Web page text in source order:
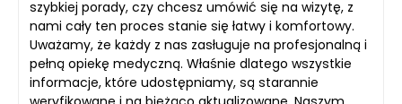
szybkiej porady, czy chcesz umówić się na wizytę, z
nami cały ten proces stanie się łatwy i komfortowy.
Uważamy, że każdy z nas zasługuje na profesjonalną i
pełną opiekę medyczną. Właśnie dlatego wszystkie
informacje, które udostępniamy, są starannie